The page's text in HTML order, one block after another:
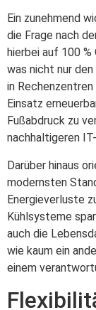
Ein zunehmend
die Frage nach
hierbei auf 100
was nicht nur
in
Einsatz
Fußabdruck zu
nachhaltigeren
Darüber hinaus
modernsten
Energieverluste
Kühlsysteme
auch die
wie kaum ein
einem